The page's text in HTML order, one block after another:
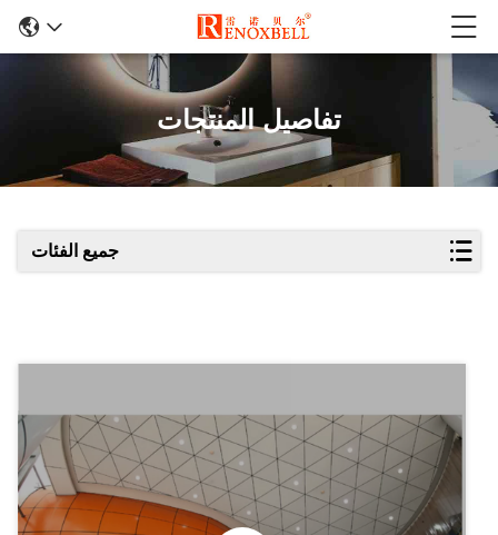
تفاصيل المنتجات
جميع الفئات